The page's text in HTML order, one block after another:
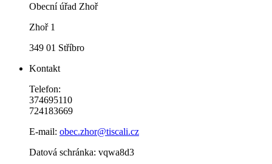
Obecní úřad Zhoř
Zhoř 1
349 01 Stříbro
Kontakt
Telefon:
374695110
724183669
E-mail: obec.zhor@tiscali.cz
Datová schránka: vqwa8d3